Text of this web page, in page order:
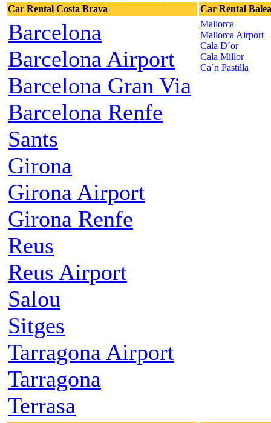
Car Rental Costa Brava Car Rental
Barcelona
Barcelona Airport
Barcelona Gran Via
Barcelona Renfe
Sants
Girona
Girona Airport
Girona Renfe
Reus
Reus Airport
Salou
Sitges
Tarragona Airport
Tarragona
Terrasa
Mallorca
Mallorca Airport
Cala D´or
Cala Millor
Ca´n Pastilla